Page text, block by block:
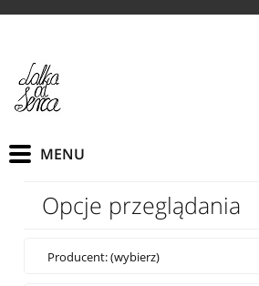
Opcje przeglądania
Producent: (wybierz)